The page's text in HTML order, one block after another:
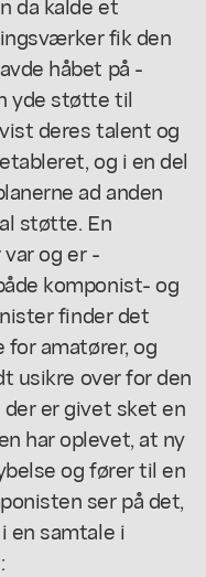
fik den
håbet på -
yde støtte til
deres talent og
og i en del
ad anden
støtte. En
og er -
komponist- og
finder det
amatører, og
usikre over for den
er givet sket en
har oplevet, at ny
og fører til en
ser på det,
en samtale i